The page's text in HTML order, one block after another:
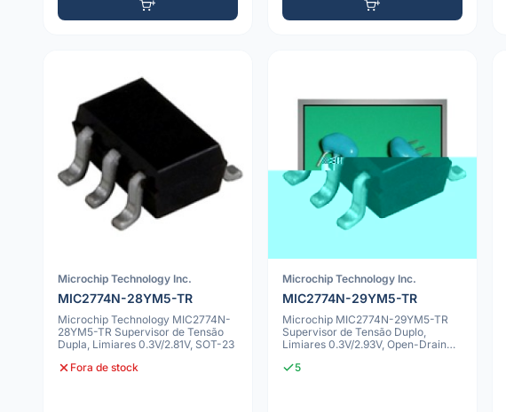
Microchip Technology Inc.
MIC2774N-28YM5-TR
Microchip Technology MIC2774N-
28YM5-TR Supervisor de Tensão
Dupla, Limiares 0.3V/2.81V, SOT-23
Fora de stock
Microchip Technology Inc.
MIC2774N-29YM5-TR
Microchip MIC2774N-29YM5-TR
Supervisor de Tensão Duplo,
Limiares 0.3V/2.93V, Open-Drain
5